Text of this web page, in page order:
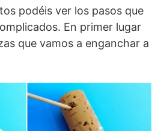
podéis ver los pasos que
En primer lugar
que vamos a enganchar a